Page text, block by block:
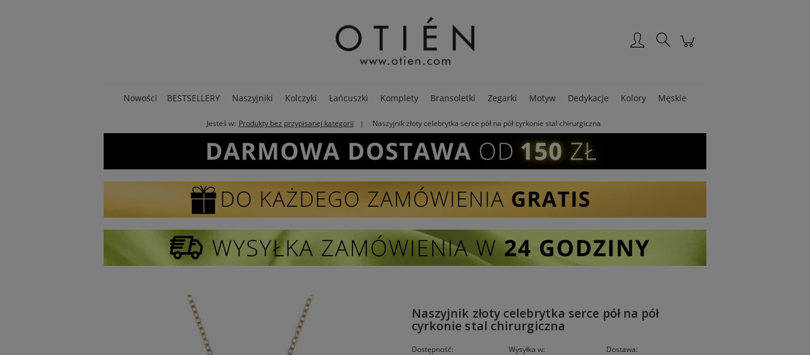
Nowości BESTSELLERY Naszyjniki Kolczyki Łańcuszki Komplety Bransoletki Zegarki Motyw Dedykacje Kolory Męskie
PREMIUM Opakowania Pierścionki SALE - 80%
Jesteś w: Produkty bez przypisanej kategorii Naszyjnik złoty celebrytka serce pół na pół cyrkonie stal chirurgiczna
Naszyjnik złoty celebrytka serce pół na pół
cyrkonie stal chirurgiczna
Dostępność:
Wysyłka w:
Dostawa: